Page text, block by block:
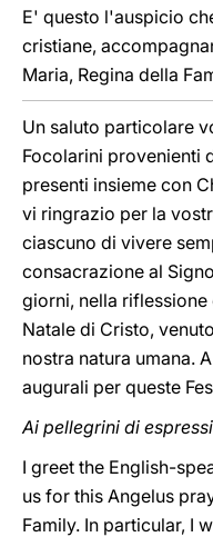
E' questo l'auspicio
cristiane,
Maria, Regina della
Un saluto particolare
Focolarini provenienti
presenti insieme con
vi ringrazio per la
ciascuno di vivere
consacrazione al
giorni, nella
Natale di Cristo,
nostra natura umana.
augurali per queste
Ai pellegrini di
I greet the English-
us for this Angelus
Family. In particular, I